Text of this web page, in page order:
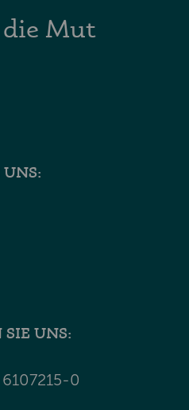
die Mut
SIE UNS:
0